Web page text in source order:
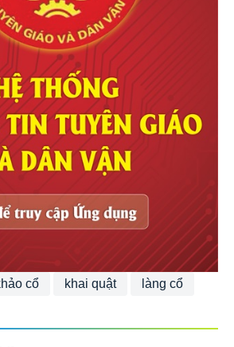
cổ khai quật làng cổ